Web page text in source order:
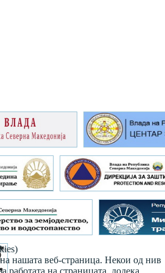
нашата веб-страница. Некои од нив
работата на страницата, додека